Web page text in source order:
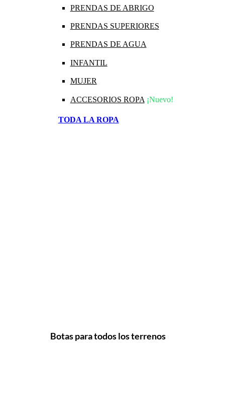
PRENDAS DE ABRIGO
PRENDAS SUPERIORES
PRENDAS DE AGUA
INFANTIL
MUJER
ACCESORIOS ROPA ¡Nuevo!
TODA LA ROPA
Botas para todos los terrenos